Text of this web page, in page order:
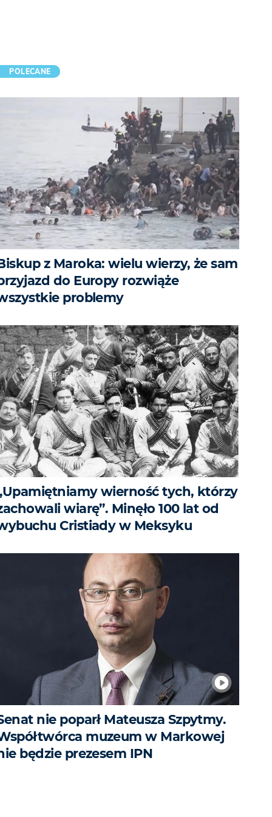
POLECANE
z Maroka: wielu wierzy, że sam
do Europy rozwiąże
problemy
wierność tych, którzy
wiarę”. Minęło 100 lat od
Cristiady w Meksyku
nie poparł Mateusza Szpytmy.
muzeum w Markowej
będzie prezesem IPN